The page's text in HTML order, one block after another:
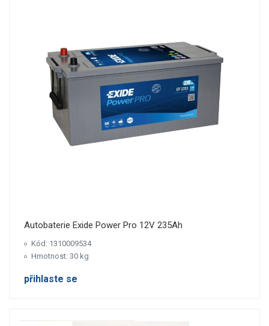
Autobaterie Exide Power Pro 12V 235Ah
Kód: 1310009534
Hmotnost: 30 kg
přihlaste se